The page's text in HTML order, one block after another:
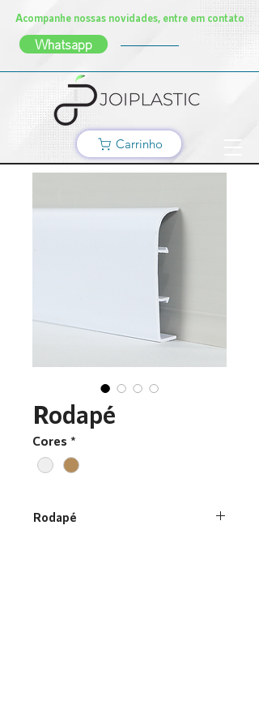
Acompanhe nossas novidades, entre em contato
Whatsapp
Carrinho
Rodapé
Cores *
Rodapé